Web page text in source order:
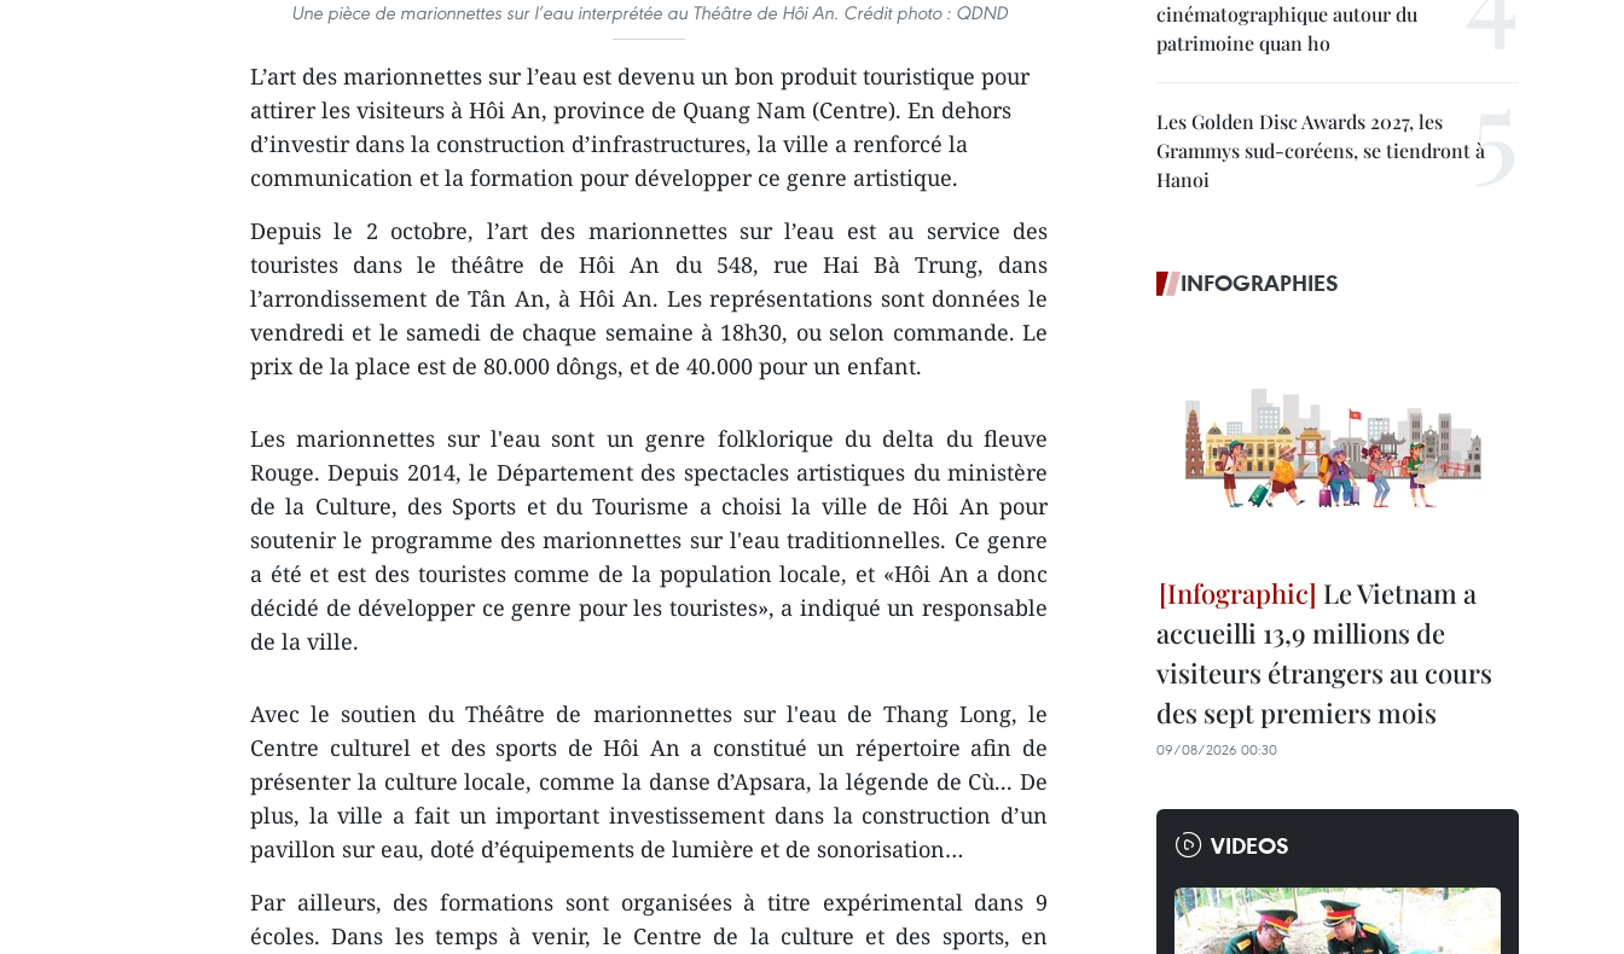
Une pièce de marionnettes sur l’eau interprétée au Théâtre de Hôi An. Crédit photo : QDND
L’art des marionnettes sur l’eau est devenu un bon produit touristique pour
attirer les visiteurs à Hôi An, province de Quang Nam (Centre). En dehors
d’investir dans la construction d’infrastructures, la ville a renforcé la
communication et la formation pour développer ce genre artistique.
Depuis le 2 octobre, l’art des marionnettes sur l’eau est au service des
touristes dans le théâtre de Hôi An du 548, rue Hai Bà Trung, dans
l’arrondissement de Tân An, à Hôi An. Les représentations sont données le
vendredi et le samedi de chaque semaine à 18h30, ou selon commande. Le
prix de la place est de 80.000 dôngs, et de 40.000 pour un enfant.
Les marionnettes sur l'eau sont un genre folklorique du delta du fleuve
Rouge. Depuis 2014, le Département des spectacles artistiques du ministère
de la Culture, des Sports et du Tourisme a choisi la ville de Hôi An pour
soutenir le programme des marionnettes sur l'eau traditionnelles. Ce genre
a été et est des touristes comme de la population locale, et «Hôi An a donc
décidé de développer ce genre pour les touristes», a indiqué un responsable
de la ville.
Avec le soutien du Théâtre de marionnettes sur l'eau de Thang Long, le
Centre culturel et des sports de Hôi An a constitué un répertoire afin de
présenter la culture locale, comme la danse d’Apsara, la légende de Cù... De
plus, la ville a fait un important investissement dans la construction d’un
pavillon sur eau, doté d’équipements de lumière et de sonorisation…
Par ailleurs, des formations sont organisées à titre expérimental dans 9
écoles. Dans les temps à venir, le Centre de la culture et des sports, en
cinématographique autour du
patrimoine quan ho
Les Golden Disc Awards 2027, les
Grammys sud-coréens, se tiendront à
Hanoi
INFOGRAPHIES
Le Vietnam a
accueilli 13,9 millions de
visiteurs étrangers au cours
des sept premiers mois
09/08/2026 00:30
VIDEOS